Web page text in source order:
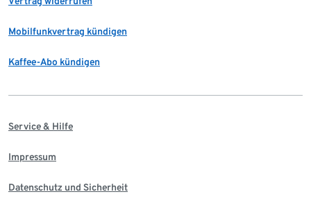
Mobilfunkvertrag kündigen
Kaffee-Abo kündigen
Service & Hilfe
Impressum
Datenschutz und Sicherheit